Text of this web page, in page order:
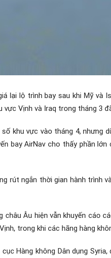
lại lộ trình bay sau khi Mỹ
Vịnh và Iraq trong tháng 3
khu vực vào tháng 4, nhưng
bay AirNav cho thấy phần
rút ngắn thời gian hành
châu Âu hiện vẫn khuyến cáo
trong khi các hãng hàng
Hàng không Dân dụng